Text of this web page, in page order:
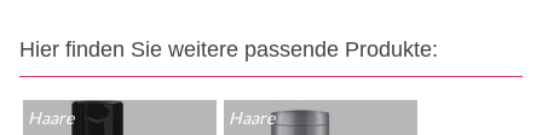
Hier finden Sie weitere passende Produkte:
Haare Haare